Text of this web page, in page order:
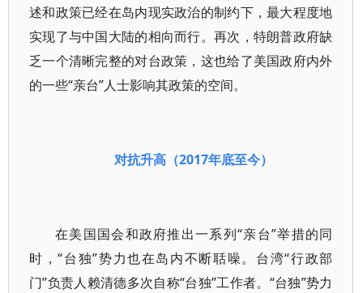
述和政策已经在岛内现实政治的制约下，最大程度地
实现了与中国大陆的相向而行。再次，特朗普政府缺
乏一个清晰完整的对台政策，这也给了美国政府内外
的一些“亲台”人士影响其政策的空间。
对抗升高（2017年底至今）
在美国国会和政府推出一系列“亲台”举措的同
时，“台独”势力也在岛内不断聒噪。台湾“行政部
门”负责人赖清德多次自称“台独”工作者。“台独”势力